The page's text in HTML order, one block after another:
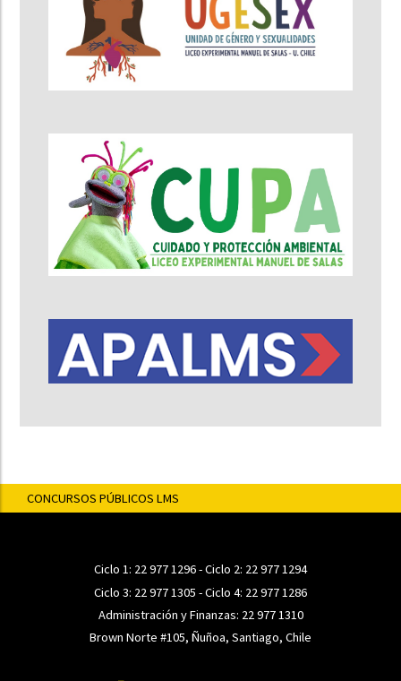
CONCURSOS PÚBLICOS LMS
Ciclo 1: 22 977 1296- Ciclo 2: 22 977 1294
Ciclo 3: 22 977 1305 - Ciclo 4: 22 977 1286
Administración y Finanzas: 22 977 1310
Brown Norte #105, Ñuñoa, Santiago, Chile